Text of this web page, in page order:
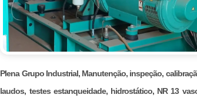
Plena Grupo Industrial, Manutenção, inspeção,
laudos, testes estanqueidade, hidrostático, NR 13